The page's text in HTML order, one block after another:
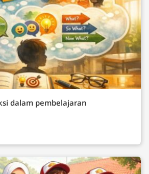
dalam pembelajaran